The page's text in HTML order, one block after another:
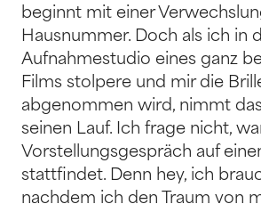
beginnt mit einer
Hausnummer. Doch als ich in
Aufnahmestudio eines ganz
Films stolpere und mir die
abgenommen wird, nimmt
seinen Lauf. Ich frage nicht,
Vorstellungsgespräch auf
stattfindet. Denn hey, ich
nachdem ich den Traum von